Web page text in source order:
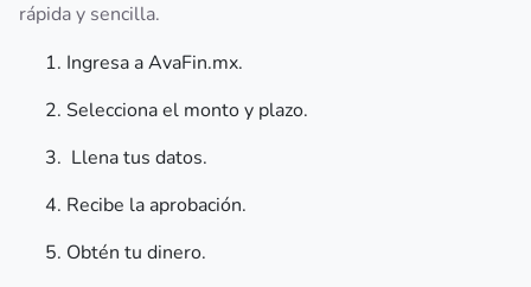
rápida y sencilla.
Ingresa a AvaFin.mx.
Selecciona el monto y plazo.
Llena tus datos.
Recibe la aprobación.
Obtén tu dinero.